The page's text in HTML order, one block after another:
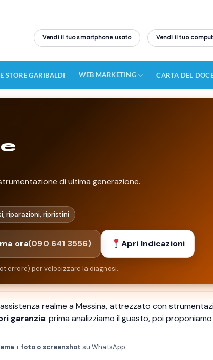
Vendi il tuo smartphone usato Vendi il tuo
STORE GARIBALDI WEB MARKETING CARTA DEL
di ultima generazione.
riparazioni, ripristini
ora(090 641 3556) Apri Indicazioni
errore) per velocizzare la diagnosi.
realme a Messina, attrezzato con
garanzia: prima analizziamo il guasto, poi
+foto o screenshot su WhatsApp.